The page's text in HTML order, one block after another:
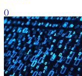
()